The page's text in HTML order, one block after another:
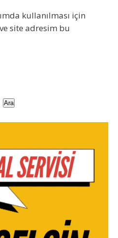
kullanılması için
site adresim bu
Ara